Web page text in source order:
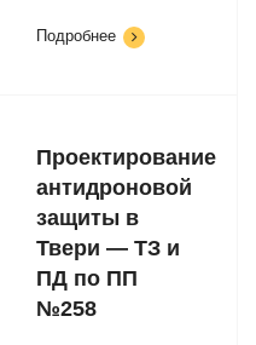
Подробнее
Проектирование
антидроновой
защиты в
Твери — ТЗ и
ПД по ПП
№258